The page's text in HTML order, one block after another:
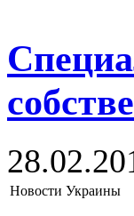
Новости Украины